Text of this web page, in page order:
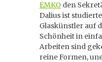
EMKO den
Dalius ist
Glaskünstler auf
Schönheit in
Arbeiten sind
reine Formen,